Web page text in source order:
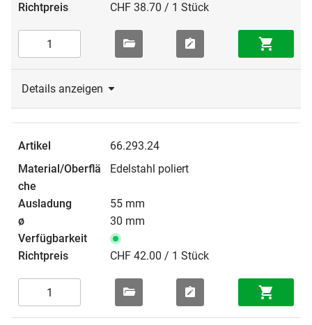
CHF 38.70 / 1 Stück
Details anzeigen
66.293.24
Edelstahl poliert
55 mm
30 mm
CHF 42.00 / 1 Stück